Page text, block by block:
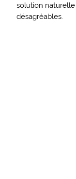
solution
désagréables.